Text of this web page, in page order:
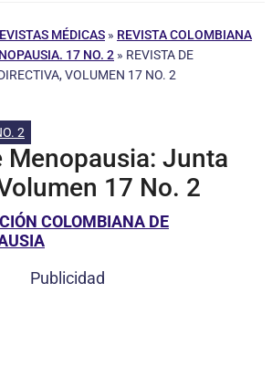
MÉDICAS » REVISTA COLOMBIANA
17 NO. 2 » REVISTA DE
VOLUMEN 17 NO. 2
2
Menopausia: Junta
17 No. 2
COLOMBIANA DE
Publicidad